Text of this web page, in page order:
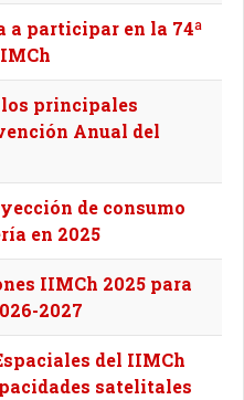
a participar en la 74ª
los principales
Anual del
de consumo
en 2025
IIMCh 2025 para
2027
del IIMCh
satelitales